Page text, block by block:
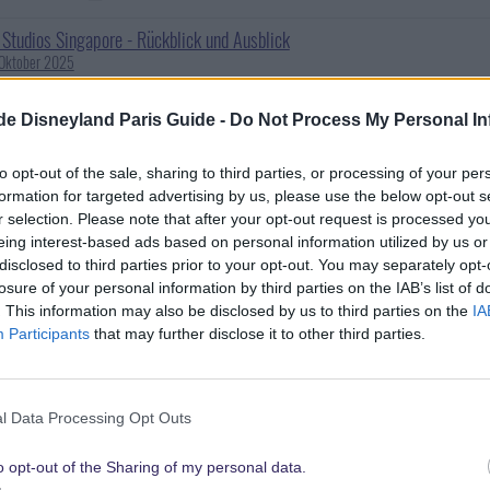
Disneyland Paris Guide - Do Not Process My Personal
opt-out of the sale, sharing to third parties, or processing of your
for targeted advertising by us, please use the below opt-out
selection. Please note that after your opt-out request is processed
interest-based ads based on personal information utilized by us
to third parties prior to your opt-out. You may separately
of your personal information by third parties on the IAB’s list of
This information may also be disclosed by us to third parties on the
Participants that may further disclose it to other third parties.
Data Processing Opt Outs
opt-out of the Sharing of my personal data.
Singapore - Rückblick und Ausblick
2025
World- ein kleiner Bericht
2022
Saudi Arabien (?) oder warum benutzen Disney & Universal den
Lachnummer?
2025
Germay ab 2031 auf Belantis Areal
2025
WB! Welches Potential hat das für die Freizeitparks?!
Themenpark kommt nach Deutschland